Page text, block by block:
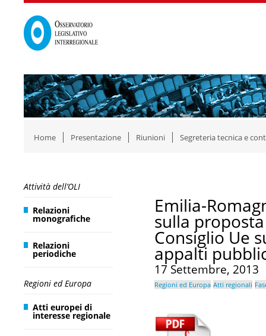
Home Presentazione Riunioni Segreteria tecnica e
Attività dell’OLI
Relazioni
monografiche
Relazioni
periodiche
Regioni ed Europa
Atti europei di
interesse regionale
Emilia-
sulla
Consiglio Ue
appalti
17 Settembre, 2013
Regioni ed Europa Atti regionali